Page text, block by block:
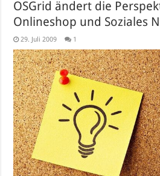
OSGrid ändert die
Onlineshop und Soziales
29. Juli 2009 1